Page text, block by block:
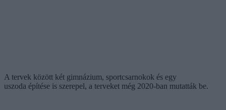
A tervek között két gimnázium, sportcsarnokok és egy
uszoda építése is szerepel, a terveket még 2020-ban mutatták be.